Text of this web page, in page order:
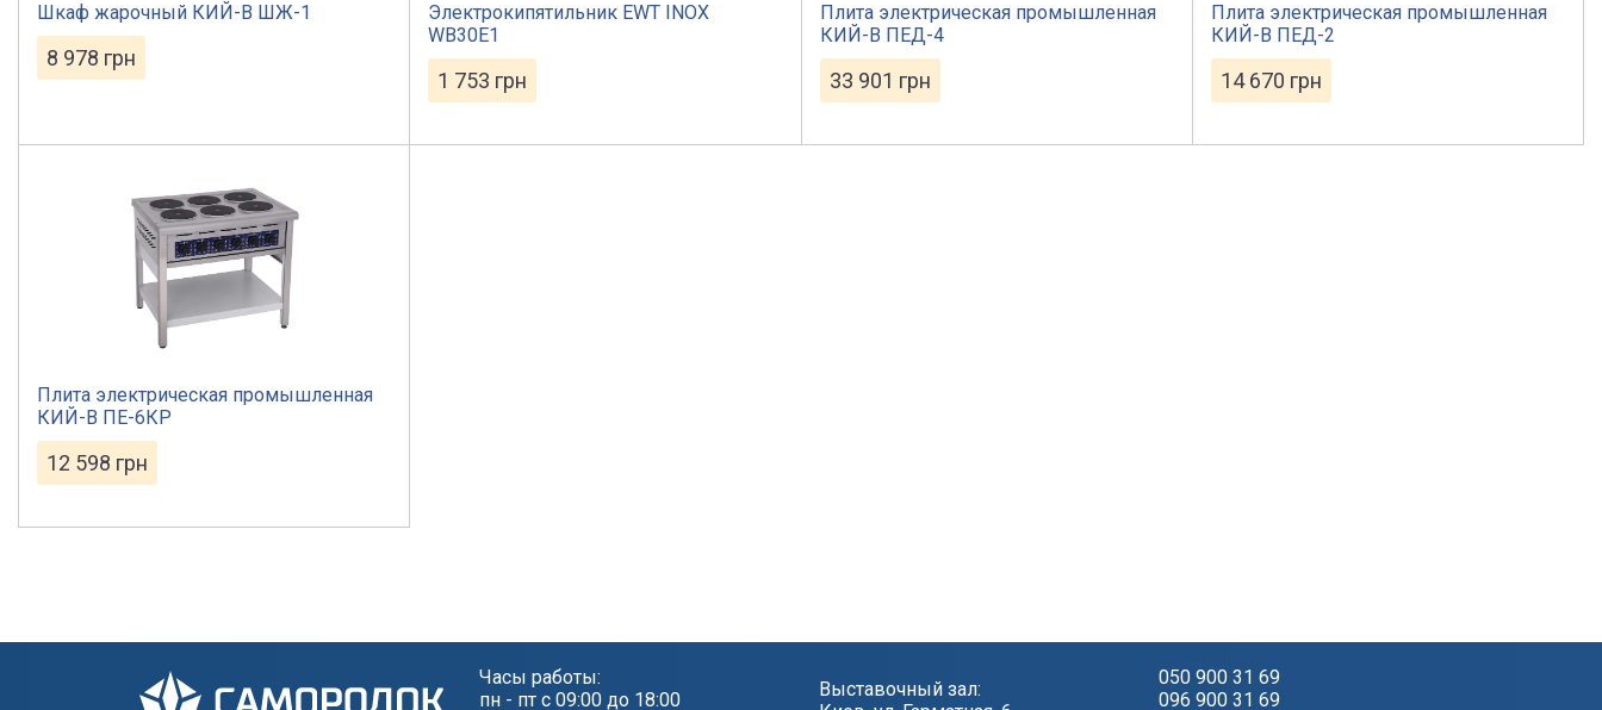
Шкаф жарочный КИЙ-В ШЖ-1
8 978 грн
Электрокипятильник EWT INOX
WB30E1
1 753 грн
Плита электрическая промышленная
КИЙ-В ПЕД-4
33 901 грн
Плита электрическая промышленная
КИЙ-В ПЕД-2
14 670 грн
Плита электрическая промышленная
КИЙ-В ПЕ-6КР
12 598 грн
Часы работы:
пн - пт с 09:00 до 18:00
Выставочный зал:
050 900 31 69
096 900 31 69